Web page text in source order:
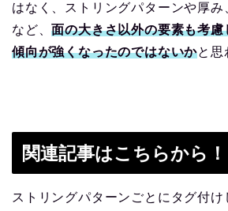
はなく、ストリングパターンや厚み
など、面の大きさ以外の要素も考慮
傾向が強くなったのではないかと思
関連記事はこちらから！
ストリングパターンごとにタグ付け